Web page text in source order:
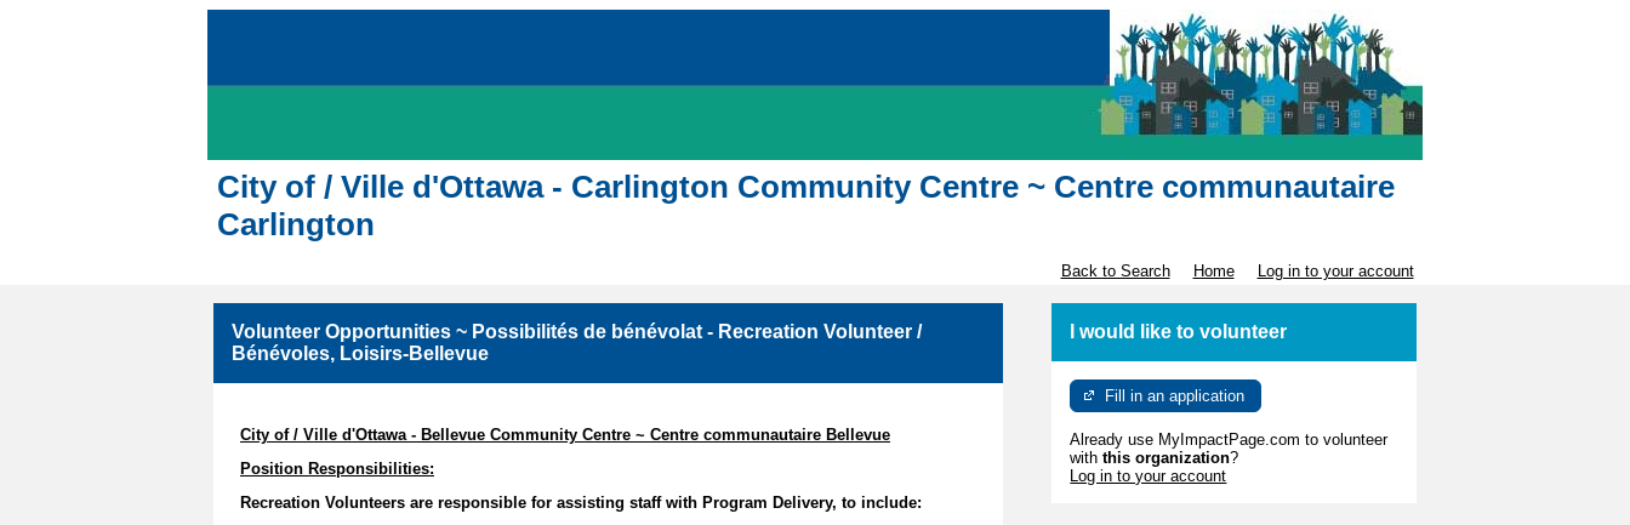
City of / Ville d'Ottawa - Carlington Community Centre ~ Centre communautaire
Carlington
Back to Search Home Log in to your account
Volunteer Opportunities ~ Possibilités de bénévolat - Recreation Volunteer /
Bénévoles, Loisirs-Bellevue
City of / Ville d'Ottawa - Bellevue Community Centre ~ Centre communautaire Bellevue
Position Responsibilities:
Recreation Volunteers are responsible for assisting staff with Program Delivery, to include:
I would like to volunteer
Fill in an application
Already use MyImpactPage.com to volunteer
withthis organization?
Log in to your account